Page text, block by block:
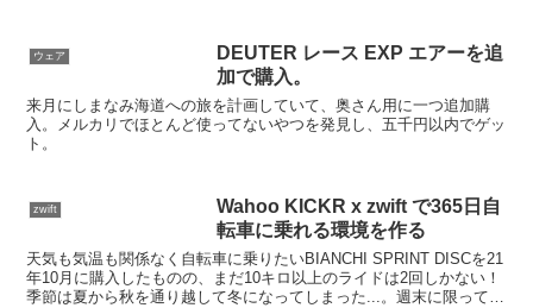
ウェア
DEUTER レース EXP エアーを追
加で購入。
来月にしまなみ海道への旅を計画していて、奥さん用に一つ追加購
入。メルカリでほとんど使ってないやつを発見し、五千円以内でゲッ
ト。
zwift
Wahoo KICKR x zwift で365日自
転車に乗れる環境を作る
天気も気温も関係なく自転車に乗りたいBIANCHI SPRINT DISCを21
年10月に購入したものの、まだ10キロ以上のライドは2回しかない！
季節は夏から秋を通り越して冬になってしまった...。週末に限って天